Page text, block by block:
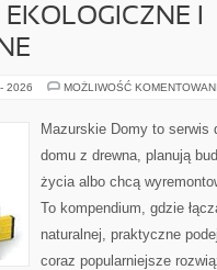
I
2026 MOŻLIWOŚĆ
Mazurskie Domy to serwis
domu z drewna, planują
życia albo chcą
To kompendium, gdzie
naturalnej, praktyczne
coraz popularniejsze